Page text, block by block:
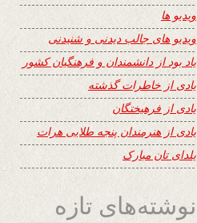
ویدیو ها
ویدیو های جالب دیدنی و شنیدنی
یاد بود از دانشمندان و فرهنگیان کشور
یادی از خاطرات گذشته
یادی از فرهیختگان
یادی از هنرمندان پنجه طلایی هرات
یلدای تان مبارک
نوشته‌های تازه